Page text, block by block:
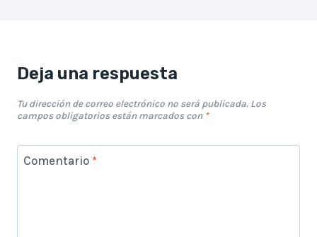
Deja una respuesta
Tu dirección de correo electrónico no será publicada. Los
campos obligatorios están marcados con *
Comentario *